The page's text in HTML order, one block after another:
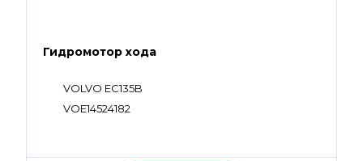
Гидромотор хода
VOLVO EC135B
VOE14524182